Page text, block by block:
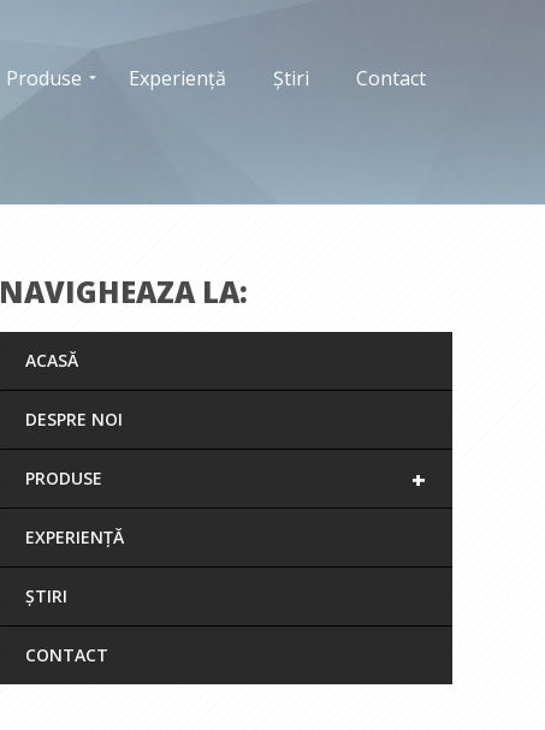
Produse Experiență Știri Contact
NAVIGHEAZA LA:
ACASĂ
DESPRE NOI
+
PRODUSE
EXPERIENȚĂ
ȘTIRI
CONTACT